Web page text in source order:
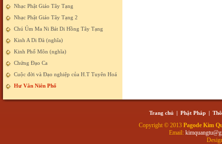
Nhạc Phật Giáo Tây Tạng
Nhạc Phật Giáo Tây Tạng 2
Chú Úm Ma Ni Bát Di Hồng Tây Tạng
Kinh A Di Đà (nghĩa)
Kinh Phổ Môn (nghĩa)
Chứng Đạo Ca
Cuộc đời và Đạo nghiệp của H.T Tuyên Hoá
Hư Vân Niên Phổ
Trang chủ | Phật Pháp |
Copyright © 2013 Pagode Kim
Email: